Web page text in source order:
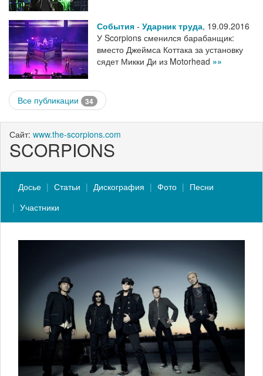
События - Ударник труда, 19.09.2016
У Scorpions сменился барабанщик:
вместо Джеймса Коттака за установку
сядет Микки Ди из Motorhead »»
Все публикации 34
Сайт: www.the-scorpions.com
SCORPIONS
Досье Статьи Дискография Фото
Песни
Участники